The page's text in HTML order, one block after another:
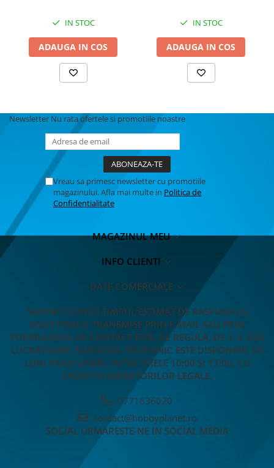
IN STOC
ADAUGA IN COS
IN STOC
ADAUGA IN COS
Newsletter Nu rata ofertele si promotiile noastre
Vreau sa primesc newsletter cu promotiile
magazinului. Afla mai multe in Politica de
Confidentialitate
MAGAZINUL MEU
INFO CLIENTI
DATE COMERCIALE
SUPORT CLIENTI TIMPUL ESTIMAT DE RASPUNS LA
SOLICITARILE TRANSMISE PRIN E-MAIL SAU PRIN
FORMULARUL DE CONTACT ESTE, DE REGULA, DE 1–2 ZILE
LUCRATOARE. SUPORTUL TELEFONIC ESTE DISPONIBIL DE
LUNI PANA VINERI, INTRE ORELE 10:00 SI 17:00, CU
EXCEPTIA SARBATORILOR LEGALE.
0771636020
contact@hobbyplanet.ro
SOCIAL URMARESTE-NE IN SOCIAL MEDIA